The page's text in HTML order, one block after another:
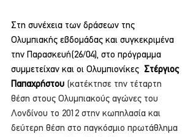
Στη συνέχεια των δράσεων της
Ολυμπιακής εβδομάδας και συγκεκριμένα
την Παρασκευή(26/04), στο πρόγραμμα
συμμετείχαν και οι Ολυμπιονίκες Στέργιος
Παπαχρήστου (κατέκτησε την τέταρτη
θέση στους Ολυμπιακούς αγώνες του
Λονδίνου το 2012 στην κωπηλασία και
δεύτερη θέση στο παγκόσμιο πρωτάθλημα